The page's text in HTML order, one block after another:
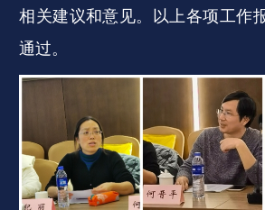
相关建议和意见。以上各项工作
通过。